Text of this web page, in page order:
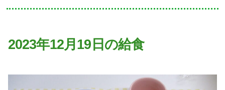
・ブログ
・園の特色
2023年12月19日の給食